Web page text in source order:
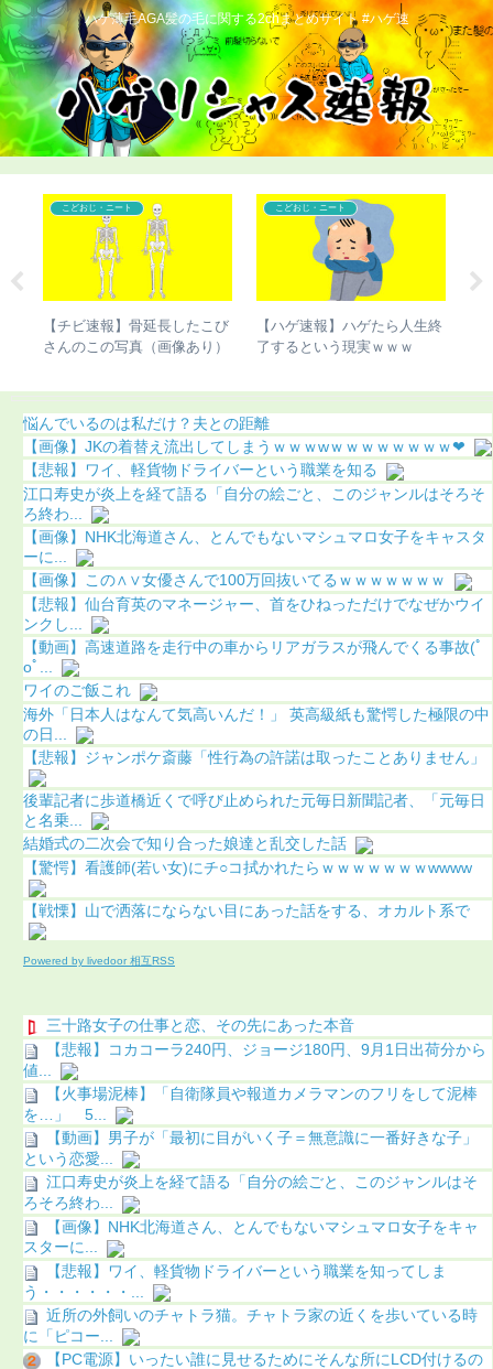
ハゲ薄毛AGA髪の毛に関する2chまとめサイト #ハゲ速
こどおじ・ニート
【チビ速報】骨延長したこび
さんのこの写真（画像あり）
こどおじ・ニート
【ハゲ速報】ハゲたら人生終
了するという現実ｗｗｗ
悩んでいるのは私だけ？夫との距離
【画像】JKの着替え流出してしまうｗｗｗwｗｗｗｗｗｗｗｗ❤
【悲報】ワイ、軽貨物ドライバーという職業を知る
江口寿史が炎上を経て語る「自分の絵ごと、このジャンルはそろそ
ろ終わ...
【画像】NHK北海道さん、とんでもないマシュマロ女子をキャスタ
ーに...
【画像】この∧∨女優さんで100万回抜いてるｗｗｗｗｗｗｗ
【悲報】仙台育英のマネージャー、首をひねっただけでなぜかウイ
ンクし...
【動画】高速道路を走行中の車からリアガラスが飛んでくる事故(ﾟ
oﾟ...
ワイのご飯これ
海外「日本人はなんて気高いんだ！」 英高級紙も驚愕した極限の中
の日...
【悲報】ジャンポケ斎藤「性行為の許諾は取ったことありません」
後輩記者に歩道橋近くで呼び止められた元毎日新聞記者、「元毎日
と名乗...
結婚式の二次会で知り合った娘達と乱交した話
【驚愕】看護師(若い女)にチ○コ拭かれたらｗｗｗｗｗｗｗwwww
【戦慄】山で洒落にならない目にあった話をする、オカルト系で
Powered by livedoor 相互RSS
三十路女子の仕事と恋、その先にあった本音
【悲報】コカコーラ240円、ジョージ180円、9月1日出荷分から
値...
【火事場泥棒】「自衛隊員や報道カメラマンのフリをして泥棒
を…」 5...
【動画】男子が「最初に目がいく子＝無意識に一番好きな子」
という恋愛...
江口寿史が炎上を経て語る「自分の絵ごと、このジャンルはそ
ろそろ終わ...
【画像】NHK北海道さん、とんでもないマシュマロ女子をキャ
スターに...
【悲報】ワイ、軽貨物ドライバーという職業を知ってしま
う・・・・・・...
近所の外飼いのチャトラ猫。チャトラ家の近くを歩いている時
に「ピコー...
【PC電源】いったい誰に見せるためにそんな所にLCD付けるの